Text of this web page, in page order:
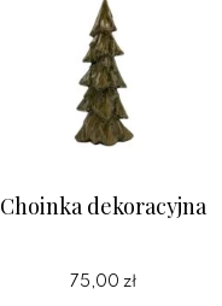
Choinka dekoracyjna
75,00 zł